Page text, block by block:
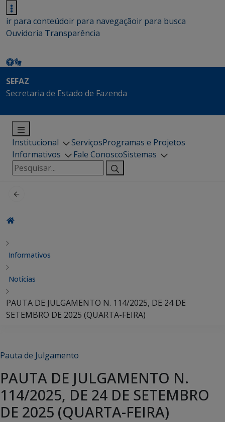
ir para conteúdoir para navegaçãoir para busca
Ouvidoria Transparência
SEFAZ
Secretaria de Estado de Fazenda
Institucional ServiçosProgramas e Projetos
Informativos
Fale ConoscoSistemas
Pesquisar
por:
Informativos
Notícias
PAUTA DE JULGAMENTO N. 114/2025, DE 24 DE
SETEMBRO DE 2025 (QUARTA-FEIRA)
Pauta de Julgamento
PAUTA DE JULGAMENTO N.
114/2025, DE 24 DE SETEMBRO
DE 2025 (QUARTA-FEIRA)